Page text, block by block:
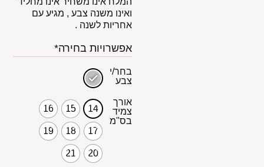
ואינו משנה צבע , מגיע עם
אחריות לשנה .
אפשרויות בחירה*
בחר/י
צבע
אורך
צמיד
בס"מ
14
15
16
17
18
19
20
21